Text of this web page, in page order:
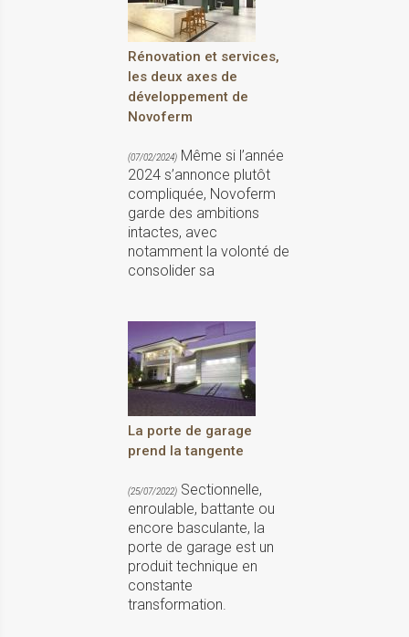
Rénovation et services,
les deux axes de
développement de
Novoferm
(07/02/2024) Même si l’année
2024 s’annonce plutôt
compliquée, Novoferm
garde des ambitions
intactes, avec
notamment la volonté de
consolider sa
La porte de garage
prend la tangente
(25/07/2022) Sectionnelle,
enroulable, battante ou
encore basculante, la
porte de garage est un
produit technique en
constante
transformation.